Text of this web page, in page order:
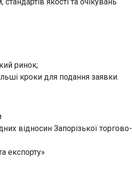
ринок;
кроки для подання заявки.
відносин Запорізької торгово-
експорту»